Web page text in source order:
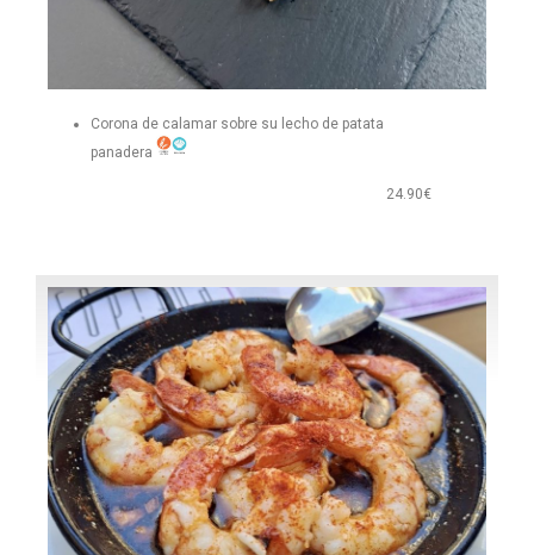
Corona de calamar sobre su lecho de patata
panadera
24.90€